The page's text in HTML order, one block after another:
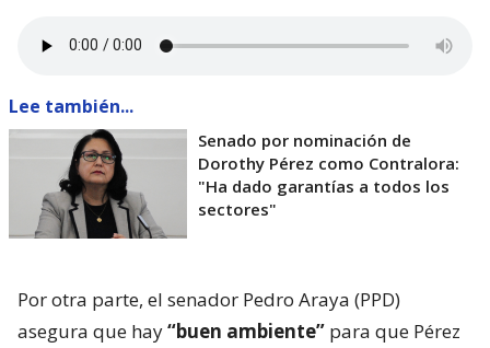
Lee también...
Senado por nominación de
Dorothy Pérez como Contralora:
"Ha dado garantías a todos los
sectores"
Por otra parte, el senador Pedro Araya (PPD)
asegura que hay“buen ambiente” para que Pérez